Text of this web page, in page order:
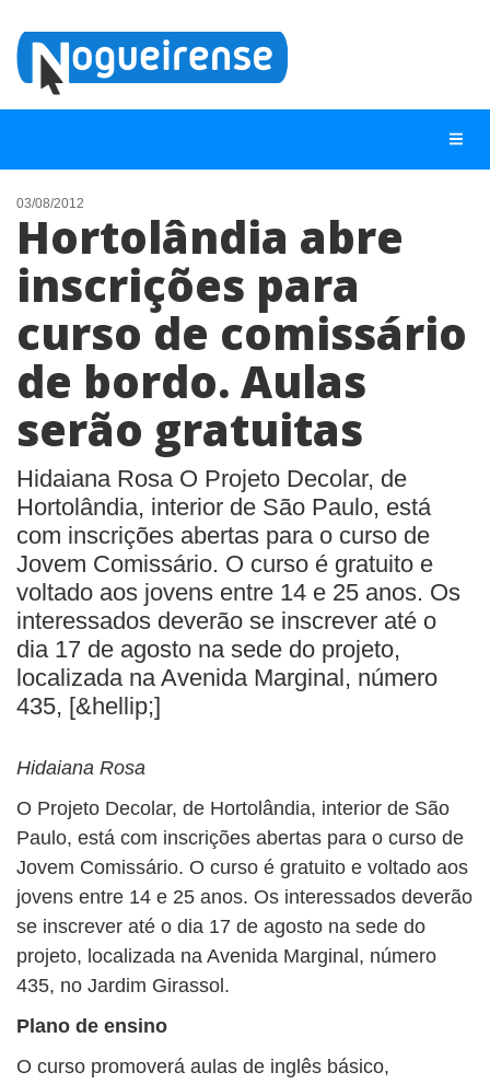
NOTÍCIAS
LISTA DIGITAL
CONTATO
ANUNCIE
BUSCAR
03/08/2012
Hortolândia abre
inscrições para
curso de comissário
de bordo. Aulas
serão gratuitas
Hidaiana Rosa O Projeto Decolar, de
Hortolândia, interior de São Paulo, está
com inscrições abertas para o curso de
Jovem Comissário. O curso é gratuito e
voltado aos jovens entre 14 e 25 anos. Os
interessados deverão se inscrever até o
dia 17 de agosto na sede do projeto,
localizada na Avenida Marginal, número
435, [&hellip;]
Hidaiana Rosa
O Projeto Decolar, de Hortolândia, interior de São
Paulo, está com inscrições abertas para o curso de
Jovem Comissário. O curso é gratuito e voltado aos
jovens entre 14 e 25 anos. Os interessados deverão
se inscrever até o dia 17 de agosto na sede do
projeto, localizada na Avenida Marginal, número
435, no Jardim Girassol.
Plano de ensino
O curso promoverá aulas de inglês básico,